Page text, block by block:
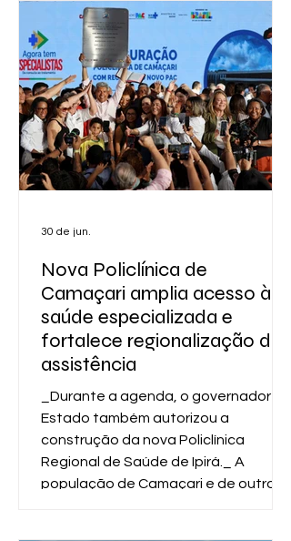
da Praça da República, após a
chegada do cortejo com o caboclo e
a cabocla. O espetáculo que já foi
assistido por ceca de 2.500 pessoas,
está comemorando 3 anos de uma
longeva temporada iniciada em Julho
de 2023 na mesma praça da Repúblic
Nova Policlínica de
Camaçari amplia acesso à
saúde especializada e
fortalece regionalização da
assistência
_Durante a agenda, o governador do
Estado também autorizou a
construção da nova Policlínica
Regional de Saúde de Ipirá._ A
população de Camaçari e de outros
30 de jun.